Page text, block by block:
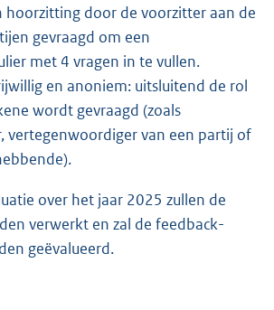
hoorzitting door de voorzitter aan de
gevraagd om een
met 4 vragen in te vullen.
en anoniem: uitsluitend de rol
wordt gevraagd (zoals
vertegenwoordiger van een partij of
over het jaar 2025 zullen de
verwerkt en zal de feedback-
geëvalueerd.